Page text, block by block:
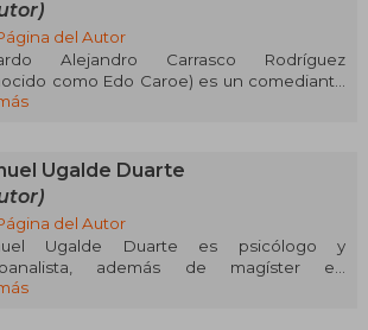
del Autor
Alejandro Carrasco Rodríguez
como Edo Caroe) es un comediante
chileno.
Ugalde Duarte
del Autor
Ugalde Duarte es psicólogo y
además de magíster en
Contemporáneo por la